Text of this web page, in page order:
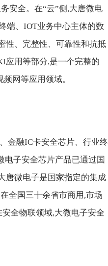
安全。在“云”侧,大唐微电
端、IOT业务中心主体的数
性、完整性、可靠性和抗抵
应用等部分,是一个完整的
网等应用领域。
金融IC卡安全芯片、行业终
子安全芯片产品已通过国
唐微电子是国家指定的集成
全国三十余省市商用,市场
全物联领域,大微电子安全